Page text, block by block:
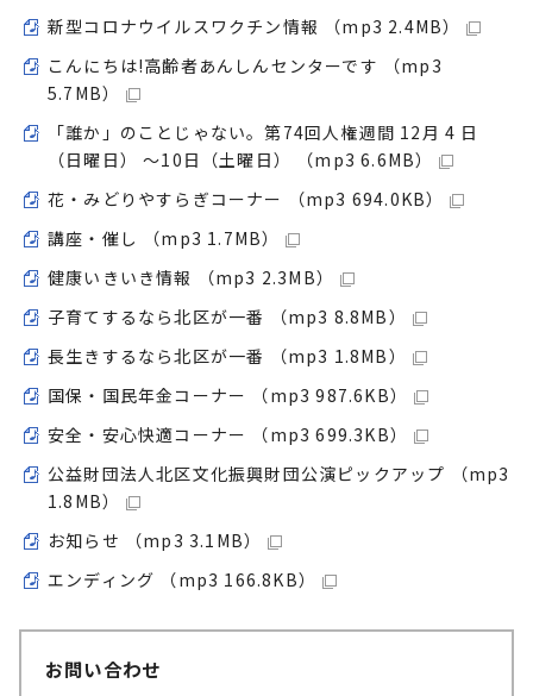
新型コロナウイルスワクチン情報 （mp3 2.4MB）
こんにちは!高齢者あんしんセンターです （mp3
5.7MB）
「誰か」のことじゃない。第74回人権週間 12月 4 日
（日曜日） ～10日（土曜日） （mp3 6.6MB）
花・みどりやすらぎコーナー （mp3 694.0KB）
講座・催し （mp3 1.7MB）
健康いきいき情報 （mp3 2.3MB）
子育てするなら北区が一番 （mp3 8.8MB）
長生きするなら北区が一番 （mp3 1.8MB）
国保・国民年金コーナー （mp3 987.6KB）
安全・安心快適コーナー （mp3 699.3KB）
公益財団法人北区文化振興財団公演ピックアップ （mp3
1.8MB）
お知らせ （mp3 3.1MB）
エンディング （mp3 166.8KB）
お問い合わせ